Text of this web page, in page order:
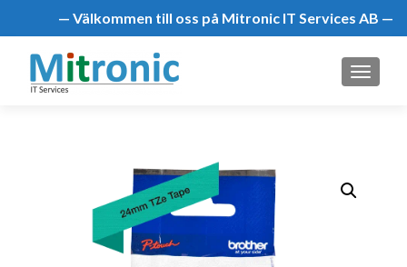
— Välkommen till oss på Mitronic IT Services AB —
MENU